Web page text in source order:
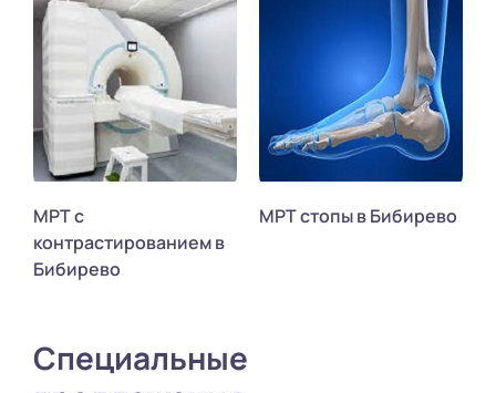
МРТ с
контрастированием в
Бибирево
МРТ стопы в Бибирево
Специальные